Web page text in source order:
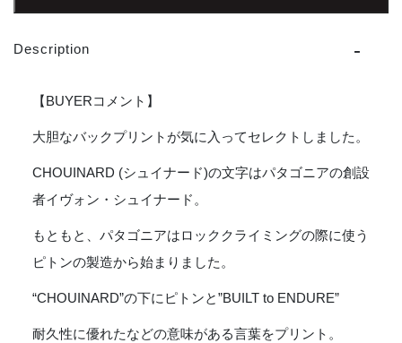
タ
ニ
Men's
Chouinard
Responsibili-
BLACK
Description
【BUYERコメント】
大胆なバックプリントが気に入ってセレクトしました。
CHOUINARD (シュイナード)の文字はパタゴニアの創設
者イヴォン・シュイナード。
もともと、パタゴニアはロッククライミングの際に使う
ピトンの製造から始まりました。
“CHOUINARD”の下にピトンと”BUILT to ENDURE”
耐久性に優れたなどの意味がある言葉をプリント。